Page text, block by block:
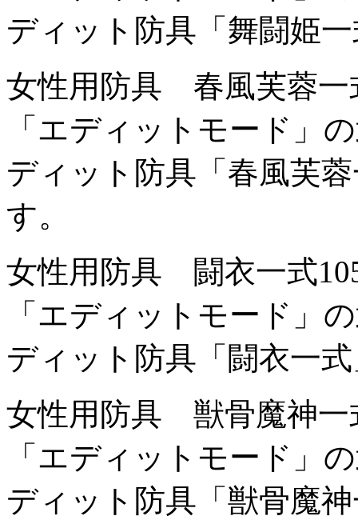
ディット防具「舞闘姫
女性用防具 春風芙蓉一
「エディットモード」
ディット防具「春風芙
す。
女性用防具 闘衣一式
「エディットモード」
ディット防具「闘衣一
女性用防具 獣骨魔神一
「エディットモード」
ディット防具「獣骨魔